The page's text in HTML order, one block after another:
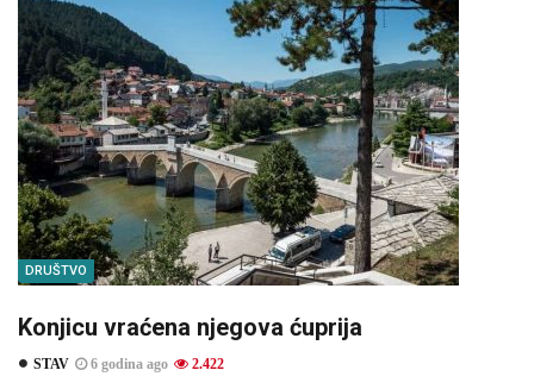
DRUŠTVO
Konjicu vraćena njegova ćuprija
STAV 6 godina ago 2.422